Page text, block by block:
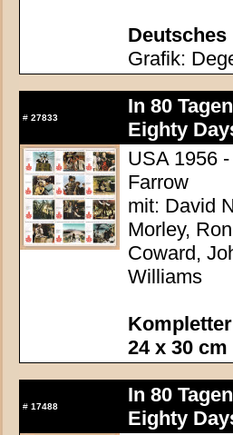
Deutsches
Grafik:
# 27833
In 80
Eighty
USA 1956
Farrow
mit: David
Morley,
Coward,
Williams
24 x 30 cm
# 17488
In 80
Eighty